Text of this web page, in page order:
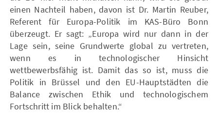
einen Nachteil haben, davon ist Dr. Martin Reuber,
Referent für Europa-Politik im KAS-Büro Bonn
überzeugt. Er sagt: „Europa wird nur dann in der
Lage sein, seine Grundwerte global zu vertreten,
wenn es in technologischer Hinsicht
wettbewerbsfähig ist. Damit das so ist, muss die
Politik in Brüssel und den EU-Hauptstädten die
Balance zwischen Ethik und technologischem
Fortschritt im Blick behalten.“